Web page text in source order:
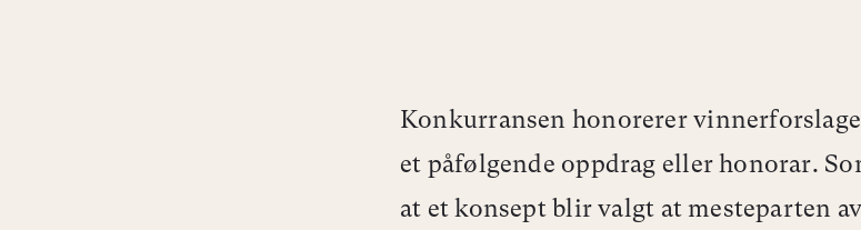
Konkurransen honorerer
et påfølgende oppdrag eller honorar.
at et konsept blir valgt at mesteparten